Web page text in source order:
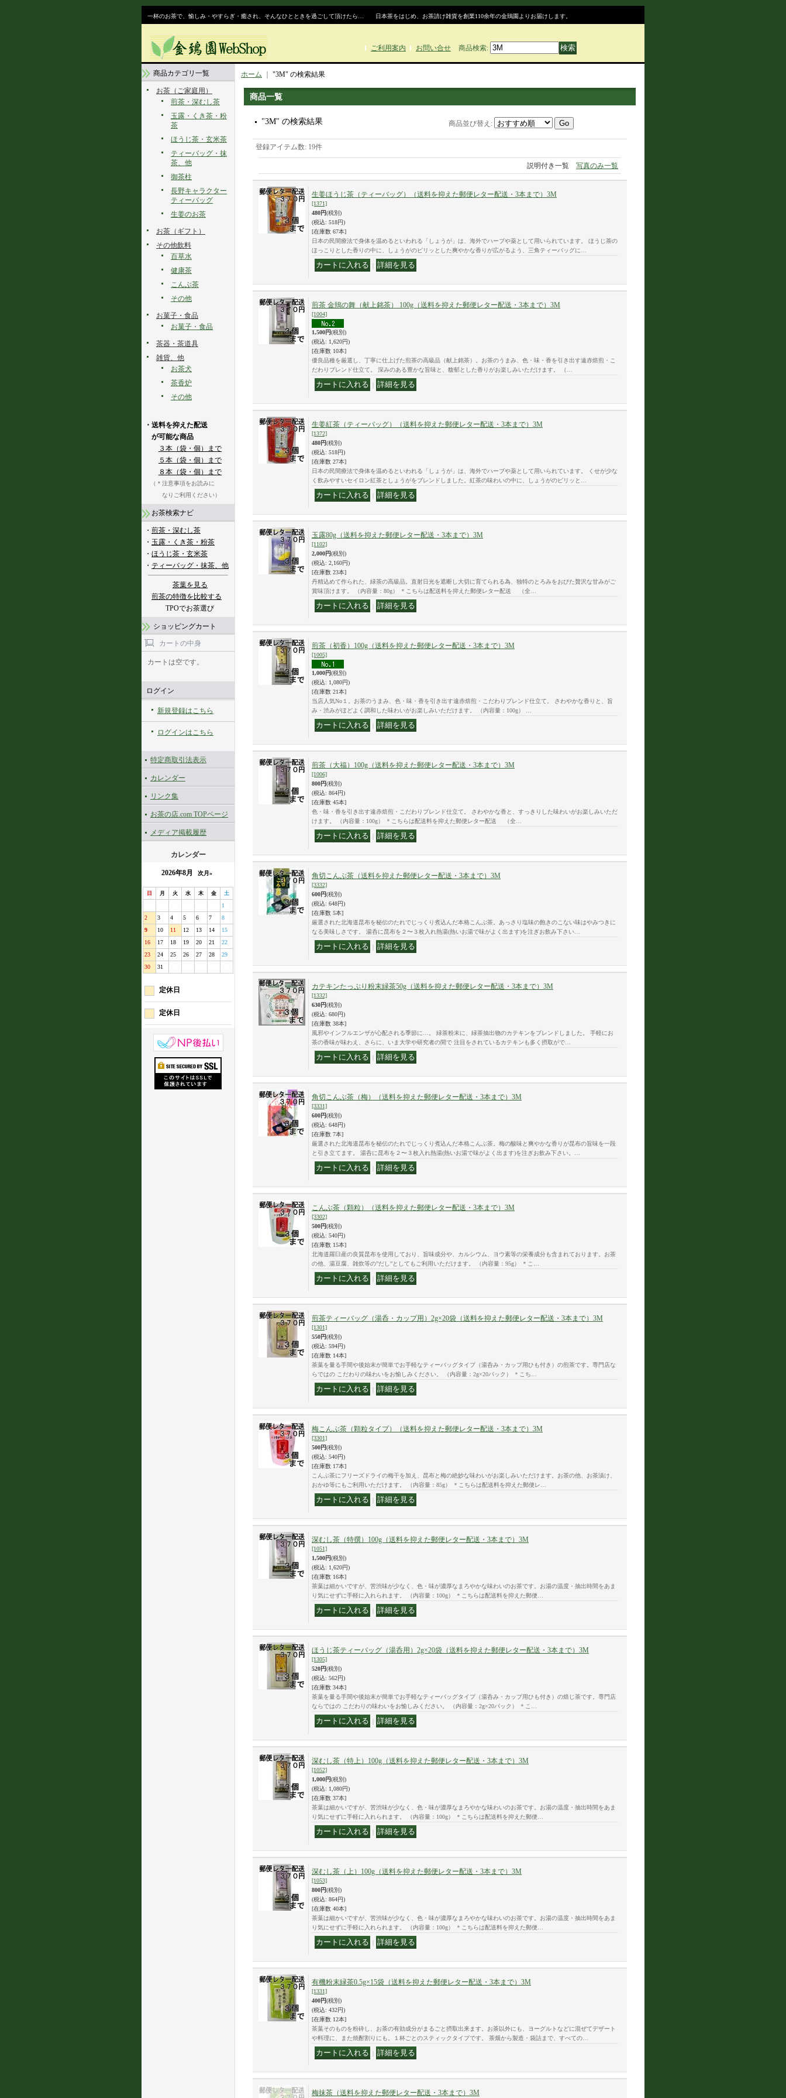
一杯のお茶で、愉しみ・やすらぎ・癒され、そんなひとときを過ごして頂けたら… 日本茶をはじめ、お茶請け雑貨を創業110余年の金鵄園よりお届けします。
ご利用案内 お問い合せ 商品検索:
商品カテゴリ一覧
お茶（ご家庭用）
煎茶・深むし茶
玉露・くき茶・粉
茶
ほうじ茶・玄米茶
ティーバッグ・抹
茶、他
御茶柱
長野キャラクター
ティーバッグ
生姜のお茶
お茶（ギフト）
その他飲料
百草水
健康茶
こんぶ茶
その他
お菓子・食品
お菓子・食品
茶器・茶道具
雑貨、他
お茶犬
茶香炉
その他
・送料を抑えた配送
が可能な商品
３本（袋・個）まで
５本（袋・個）まで
８本（袋・個）まで
（＊注意事項をお読みに
なりご利用ください）
お茶検索ナビ
・ 煎茶・深むし茶
・ 玉露・くき茶・粉茶
・ ほうじ茶・玄米茶
・ ティーバッグ・抹茶、他
茶葉を見る
煎茶の特徴を比較する
TPOでお茶選び
ショッピングカート
カートの中身
カートは空です。
ログイン
新規登録はこちら
ログインはこちら
特定商取引法表示
カレンダー
リンク集
お茶の店.com TOPページ
メディア掲載履歴
カレンダー
2026年8月 次月»
日 月 火 水 木 金 土
1
2
3 4 5 6 7
8
9
10 11 12 13 14
15
16
17 18 19 20 21
22
23
24 25 26 27 28
29
30
31
定休日
定休日
ホーム "3M" の検索結果
商品一覧
"3M" の検索結果 商品並び替え :
登録アイテム数: 19件
説明付き一覧 写真のみ一覧
生姜ほうじ茶（ティーバッグ）（送料を抑えた郵便レター配送・3本まで）3M
[1371]
480円(税別)
(税込: 518円)
[在庫数 67本]
日本の民間療法で身体を温めるといわれる「しょうが」は、海外でハーブや薬として用いられています。 ほうじ茶の
ほっこりとした香りの中に、しょうがのピリッとした爽やかな香りが広がるよう、三角ティーバッグに…
煎茶 金鵄の舞（献上銘茶） 100g（送料を抑えた郵便レター配送・3本まで）3M
[1004]
1,500円(税別)
(税込: 1,620円)
[在庫数 10本]
優良品種を厳選し、丁寧に仕上げた煎茶の高級品（献上銘茶）。お茶のうまみ、色・味・香を引き出す遠赤焙煎・こ
だわりブレンド仕立て。 深みのある豊かな旨味と、馥郁とした香りがお楽しみいただけます。 （…
生姜紅茶（ティーバッグ）（送料を抑えた郵便レター配送・3本まで）3M
[1372]
480円(税別)
(税込: 518円)
[在庫数 27本]
日本の民間療法で身体を温めるといわれる「しょうが」は、海外でハーブや薬として用いられています。 くせが少な
く飲みやすいセイロン紅茶としょうがをブレンドしました。紅茶の味わいの中に、しょうがのピリッと…
玉露80g（送料を抑えた郵便レター配送・3本まで）3M
[1102]
2,000円(税別)
(税込: 2,160円)
[在庫数 23本]
丹精込めて作られた、緑茶の高級品。直射日光を遮断し大切に育てられる為、独特のとろみをおびた贅沢な甘みがご
賞味頂けます。 （内容量：80g） ＊こちらは配送料を抑えた郵便レター配送 （全…
煎茶（初香）100g（送料を抑えた郵便レター配送・3本まで）3M
[1005]
1,000円(税別)
(税込: 1,080円)
[在庫数 21本]
当店人気No１。お茶のうまみ、色・味・香を引き出す遠赤焙煎・こだわりブレンド仕立て。 さわやかな香りと、旨
み・渋みがほどよく調和した味わいがお楽しみいただけます。 （内容量：100g） …
煎茶（大福）100g（送料を抑えた郵便レター配送・3本まで）3M
[1006]
800円(税別)
(税込: 864円)
[在庫数 45本]
色・味・香を引き出す遠赤焙煎・こだわりブレンド仕立て。 さわやかな香と、すっきりした味わいがお楽しみいただ
けます。 （内容量：100g） ＊こちらは配送料を抑えた郵便レター配送 （全…
角切こんぶ茶（送料を抑えた郵便レター配送・3本まで）3M
[3332]
600円(税別)
(税込: 648円)
[在庫数 5本]
厳選された北海道昆布を秘伝のたれでじっくり煮込んだ本格こんぶ茶。あっさり塩味の飽きのこない味はやみつきに
なる美味しさです。 湯呑に昆布を２〜３枚入れ熱湯(熱いお湯で味がよく出ます)を注ぎお飲み下さい…
カテキンたっぷり粉末緑茶50g（送料を抑えた郵便レター配送・3本まで）3M
[1332]
630円(税別)
(税込: 680円)
[在庫数 38本]
風邪やインフルエンザが心配される季節に…。 緑茶粉末に、緑茶抽出物のカテキンをブレンドしました。 手軽にお
茶の香味が味わえ、さらに、いま大学や研究者の間で 注目をされているカテキンも多く摂取がで…
角切こんぶ茶（梅）（送料を抑えた郵便レター配送・3本まで）3M
[3331]
600円(税別)
(税込: 648円)
[在庫数 7本]
厳選された北海道昆布を秘伝のたれでじっくり煮込んだ本格こんぶ茶。梅の酸味と爽やかな香りが昆布の旨味を一段
と引き立てます。 湯呑に昆布を２〜３枚入れ熱湯(熱いお湯で味がよく出ます)を注ぎお飲み下さい。…
こんぶ茶（顆粒）（送料を抑えた郵便レター配送・3本まで）3M
[3302]
500円(税別)
(税込: 540円)
[在庫数 15本]
北海道羅臼産の良質昆布を使用しており、旨味成分や、カルシウム、ヨウ素等の栄養成分も含まれております。お茶
の他、湯豆腐、雑炊等の”だし”としてもご利用いただけます。 （内容量：95g） ＊こ…
煎茶ティーバッグ（湯呑・カップ用）2g×20袋（送料を抑えた郵便レター配送・3本まで）3M
[1301]
550円(税別)
(税込: 594円)
[在庫数 14本]
茶葉を量る手間や後始末が簡単でお手軽なティーバッグタイプ（湯呑み・カップ用ひも付き）の煎茶です。専門店な
らではの こだわりの味わいをお愉しみください。 （内容量：2g×20パック） ＊こち…
梅こんぶ茶（顆粒タイプ）（送料を抑えた郵便レター配送・3本まで）3M
[3301]
500円(税別)
(税込: 540円)
[在庫数 17本]
こんぶ茶にフリーズドライの梅干を加え、昆布と梅の絶妙な味わいがお楽しみいただけます。お茶の他、お茶漬け、
おかゆ等にもご利用いただけます。 （内容量：85g） ＊こちらは配送料を抑えた郵便レ…
深むし茶（特撰）100g（送料を抑えた郵便レター配送・3本まで）3M
[1051]
1,500円(税別)
(税込: 1,620円)
[在庫数 16本]
茶葉は細かいですが、苦渋味が少なく、色・味が濃厚なまろやかな味わいのお茶です。お湯の温度・抽出時間をあま
り気にせずに手軽に入れられます。 （内容量：100g） ＊こちらは配送料を抑えた郵便…
ほうじ茶ティーバッグ（湯呑用）2g×20袋（送料を抑えた郵便レター配送・3本まで）3M
[1305]
520円(税別)
(税込: 562円)
[在庫数 34本]
茶葉を量る手間や後始末が簡単でお手軽なティーバッグタイプ（湯呑み・カップ用ひも付き）の焙じ茶です。専門店
ならではの こだわりの味わいをお愉しみください。 （内容量：2g×20パック） ＊こ…
深むし茶（特上）100g（送料を抑えた郵便レター配送・3本まで）3M
[1052]
1,000円(税別)
(税込: 1,080円)
[在庫数 37本]
茶葉は細かいですが、苦渋味が少なく、色・味が濃厚なまろやかな味わいのお茶です。お湯の温度・抽出時間をあま
り気にせずに手軽に入れられます。 （内容量：100g） ＊こちらは配送料を抑えた郵便…
深むし茶（上）100g（送料を抑えた郵便レター配送・3本まで）3M
[1053]
800円(税別)
(税込: 864円)
[在庫数 40本]
茶葉は細かいですが、苦渋味が少なく、色・味が濃厚なまろやかな味わいのお茶です。お湯の温度・抽出時間をあま
り気にせずに手軽に入れられます。 （内容量：100g） ＊こちらは配送料を抑えた郵便…
有機粉末緑茶0.5g×15袋（送料を抑えた郵便レター配送・3本まで）3M
[1331]
400円(税別)
(税込: 432円)
[在庫数 12本]
茶葉そのものを粉砕し、お茶の有効成分がまるごと摂取出来ます。お茶以外にも、ヨーグルトなどに混ぜてデザート
や料理に、また焼酎割りにも。１杯ごとのスティックタイプです。 茶畑から製造・袋詰まで、すべての…
梅抹茶（送料を抑えた郵便レター配送・3本まで）3M